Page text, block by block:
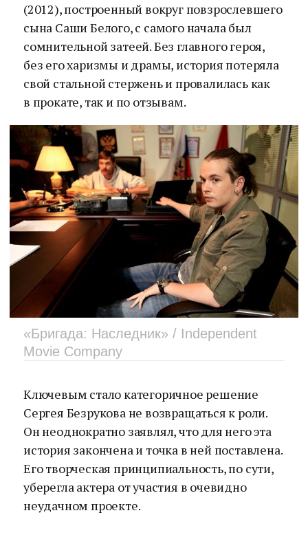
(2012), построенный вокруг повзрослевшего
сына Саши Белого, с самого начала был
сомнительной затеей. Без главного героя,
без его харизмы и драмы, история потеряла
свой стальной стержень и провалилась как
в прокате, так и по отзывам.
«Бригада: Наследник» / Independent
Movie Company
Ключевым стало категоричное решение
Сергея Безрукова не возвращаться к роли.
Он неоднократно заявлял, что для него эта
история закончена и точка в ней поставлена.
Его творческая принципиальность, по сути,
уберегла актера от участия в очевидно
неудачном проекте.